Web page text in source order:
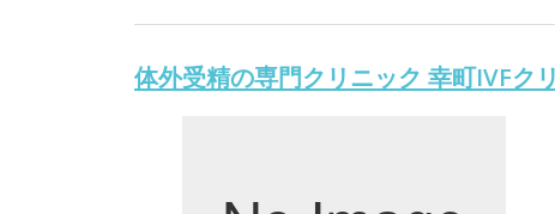
体外受精の専門クリニック 幸町IVFク